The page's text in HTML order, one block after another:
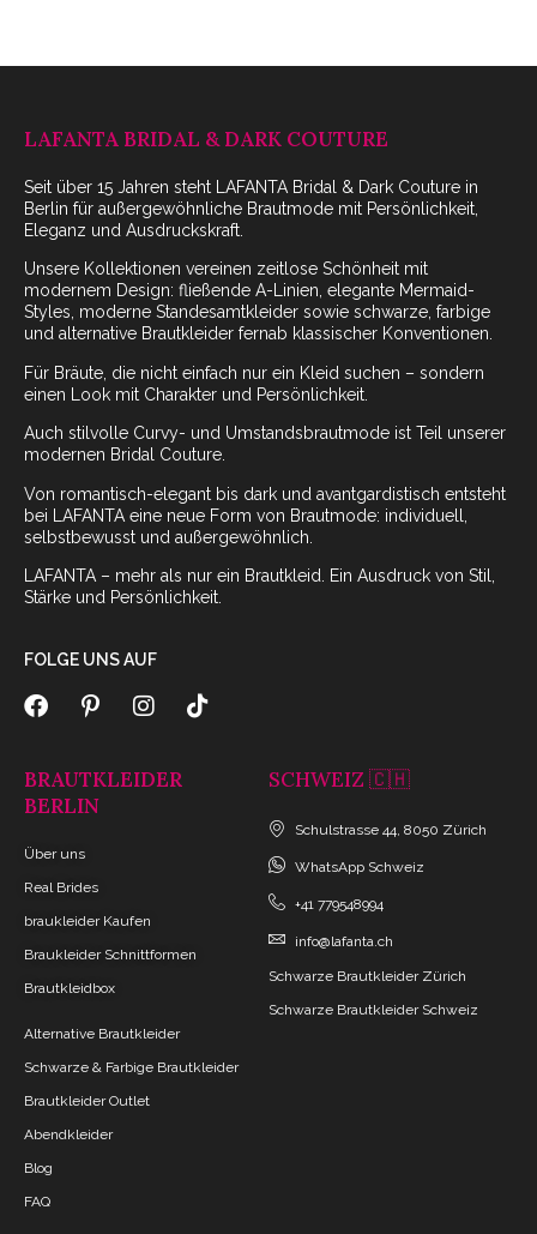
LAFANTA BRIDAL & DARK COUTURE
Seit über 15 Jahren steht LAFANTA Bridal & Dark Couture in
Berlin für außergewöhnliche Brautmode mit Persönlichkeit,
Eleganz und Ausdruckskraft.
Unsere Kollektionen vereinen zeitlose Schönheit mit
modernem Design: fließende A-Linien, elegante Mermaid-
Styles, moderne Standesamtkleider sowie schwarze, farbige
und alternative Brautkleider fernab klassischer Konventionen.
Für Bräute, die nicht einfach nur ein Kleid suchen – sondern
einen Look mit Charakter und Persönlichkeit.
Auch stilvolle Curvy- und Umstandsbrautmode ist Teil unserer
modernen Bridal Couture.
Von romantisch-elegant bis dark und avantgardistisch entsteht
bei LAFANTA eine neue Form von Brautmode: individuell,
selbstbewusst und außergewöhnlich.
LAFANTA – mehr als nur ein Brautkleid. Ein Ausdruck von Stil,
Stärke und Persönlichkeit.
FOLGE UNS AUF
BRAUTKLEIDER
BERLIN
Über uns
Real Brides
braukleider Kaufen
Braukleider Schnittformen
Brautkleidbox
Alternative Brautkleider
Schwarze & Farbige Brautkleider
Brautkleider Outlet
Abendkleider
Blog
FAQ
SCHWEIZ 🇨🇭
Schulstrasse 44, 8050 Zürich
WhatsApp Schweiz
+41 779548994
info@lafanta.ch
Schwarze Brautkleider Zürich
Schwarze Brautkleider Schweiz